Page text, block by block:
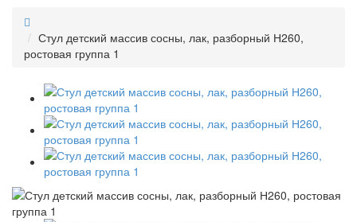
Стул детский массив сосны, лак, разборный Н260,
ростовая группа 1